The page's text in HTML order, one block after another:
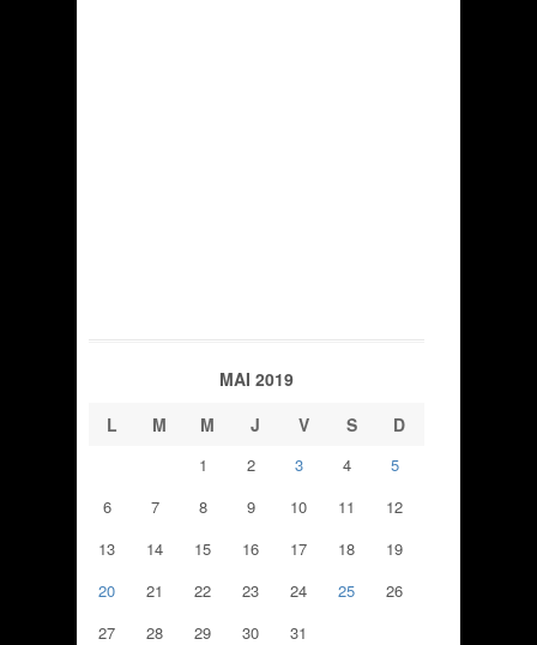
MAI 2019
L
M M J V S D
1 2 3 4
5
6
7 8 9 10 11
12
13
14 15 16 17 18
19
20
21 22 23 24 25
26
27
28 29 30
31